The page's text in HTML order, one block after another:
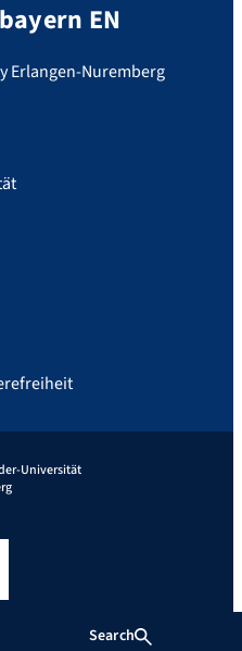
Search
EN
Erlangen-Nuremberg
Universität